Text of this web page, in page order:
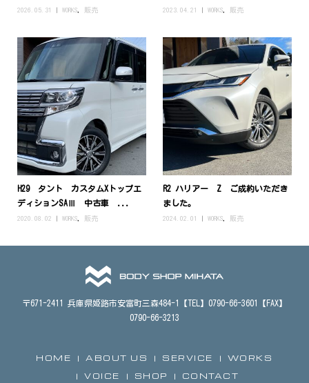
2026.05.31 WORKS, 販売 2023.04.21 WORKS 販売
H29 タント カスタムXトップエ
ディションSAⅢ 中古車 ...
2020.08.02 WORKS, 販売
R2 ハリアー Z ご成約いただき
ました。
2024.02.01 WORKS 販売
〒671-2411 兵庫県姫路市安富町三森484-1【TEL】0790-66-3601【FAX】
0790-66-3213
HOME ABOUT US SERVICE WORKS
VOICE SHOP CONTACT